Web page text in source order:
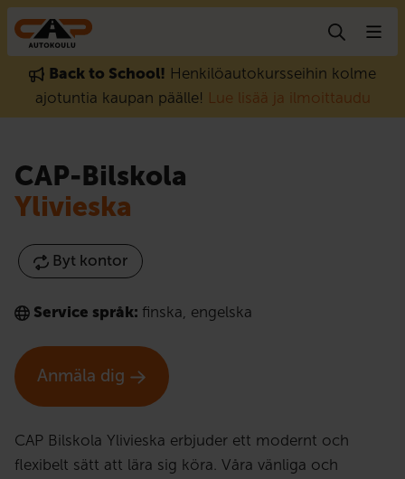
Gå till innehåll
Back to School! Henkilöautokursseihin kolme
ajotuntia kaupan päälle! Lue lisää ja ilmoittaudu
CAP-Bilskola
Ylivieska
Byt kontor
Service språk: finska engelska
Anmäla dig
CAP Bilskola Ylivieska erbjuder ett modernt och
flexibelt sätt att lära sig köra. Våra vänliga och